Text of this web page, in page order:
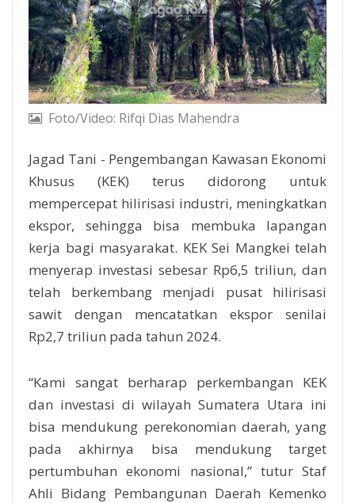
Foto/Video: Rifqi Dias Mahendra
Jagad Tani - Pengembangan Kawasan Ekonomi
Khusus (KEK) terus didorong untuk
mempercepat hilirisasi industri, meningkatkan
ekspor, sehingga bisa membuka lapangan
kerja bagi masyarakat. KEK Sei Mangkei telah
menyerap investasi sebesar Rp6,5 triliun, dan
telah berkembang menjadi pusat hilirisasi
sawit dengan mencatatkan ekspor senilai
Rp2,7 triliun pada tahun 2024.
“Kami sangat berharap perkembangan KEK
dan investasi di wilayah Sumatera Utara ini
bisa mendukung perekonomian daerah, yang
pada akhirnya bisa mendukung target
pertumbuhan ekonomi nasional,” tutur Staf
Ahli Bidang Pembangunan Daerah Kemenko